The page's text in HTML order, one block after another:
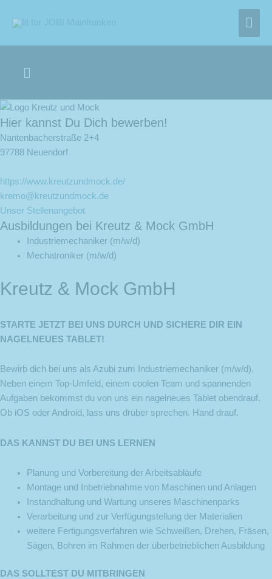
Inhalt
Header
Hier kannst Du Dich bewerben!
Nantenbacherstraße 2+4
97788 Neuendorf
https://www.kreutzundmock.de/
kremo@kreutzundmock.de
Unser Stellenangebot
Ausbildungen bei Kreutz & Mock GmbH
Industriemechaniker (m/w/d)
Mechatroniker (m/w/d)
Kreutz & Mock GmbH
STARTE JETZT BEI UNS DURCH UND SICHERE DIR EIN
NAGELNEUES TABLET!
Bewirb dich bei uns als Azubi zum Industriemechaniker (m/w/d).
Neben einem Top-Umfeld, einem coolen Team und spannenden
Aufgaben bekommst du von uns ein nagelneues Tablet obendrauf.
Ob iOS oder Android, lass uns drüber sprechen. Hand drauf.
DAS KANNST DU BEI UNS LERNEN
Planung und Vorbereitung der Arbeitsabläufe
Montage und Inbetriebnahme von Maschinen und Anlagen
Instandhaltung und Wartung unseres Maschinenparks
Verarbeitung und zur Verfügungstellung der Materialien
weitere Fertigungsverfahren wie Schweißen, Drehen, Fräsen,
Sägen, Bohren im Rahmen der überbetrieblichen Ausbildung
DAS SOLLTEST DU MITBRINGEN